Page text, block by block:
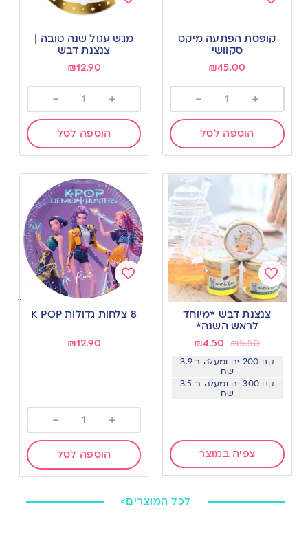
to
wishlist
קופסת הפתעה מיקס
סקוושי
₪45.00
+
-
הוספה לסל
to
wishlist
מגש עגול שנה טובה |
צנצנת דבש
₪12.90
+
-
הוספה לסל
Add
wishlist
צנצנת דבש *מיוחד
לראש השנה*
₪5.50
₪4.50
קנו 200 יח ומעלה ב 3.9
שח
קנו 300 יח ומעלה ב 3.5
שח
צפיה במוצר
to
wishlist
8 צלחות גדולות K POP
₪12.90
+
-
הוספה לסל
לכל המוצרים>